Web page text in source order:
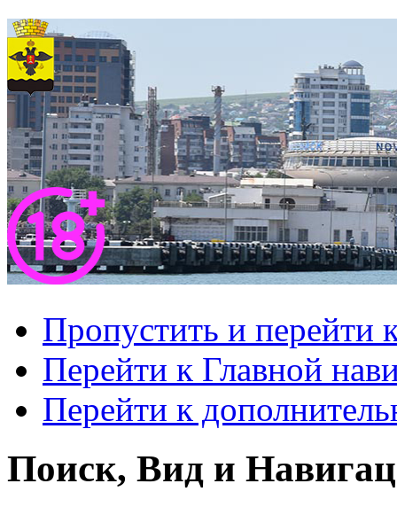
Пропустить и перейти
Перейти к Главной
Перейти к
Поиск, Вид и